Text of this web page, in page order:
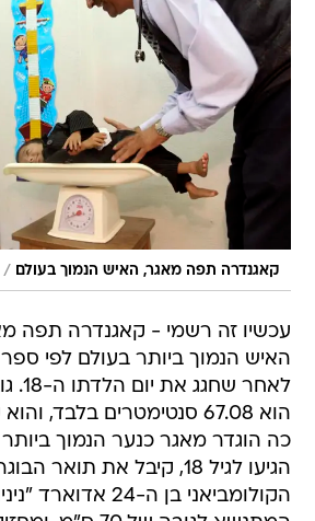
קאגנדרה תפה מאגר, האיש הנמוך בעולם /
עכשיו זה רשמי - קאגנדרה תפה
האיש הנמוך ביותר בעולם לפי
לאחר
כה הוגדר מאגר כנער הנמוך
הגיעו לגיל 18, קיבל את
הקולומביאני בן ה-24